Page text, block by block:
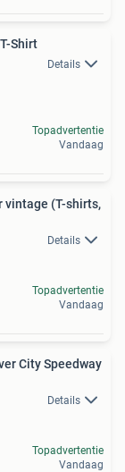
Shirt
Details
Topadvertentie
Vandaag
vintage (T-shirts,
Details
Topadvertentie
Vandaag
Details
Topadvertentie
Vandaag